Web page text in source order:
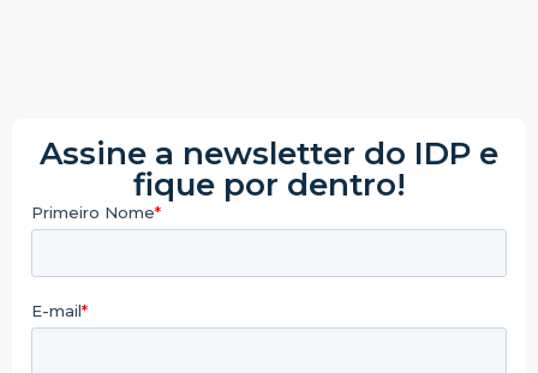
Assine a newsletter do IDP e
fique por dentro!